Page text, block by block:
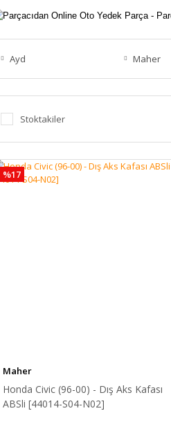
Ayd Maher
Stoktakiler
%17
Maher
Honda Civic (96-00) - Dış Aks Kafası
ABSli [44014-S04-N02]